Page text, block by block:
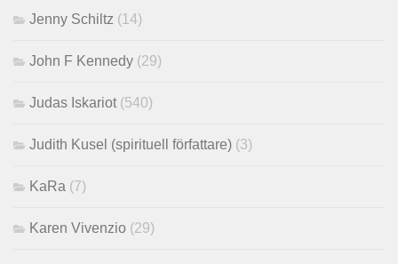
Jenny Schiltz (14)
John F Kennedy (29)
Judas Iskariot (540)
Judith Kusel (spirituell författare) (3)
KaRa (7)
Karen Vivenzio (29)